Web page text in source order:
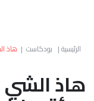
الرئيسية| بودكاست | هاذ
هاذ الشي